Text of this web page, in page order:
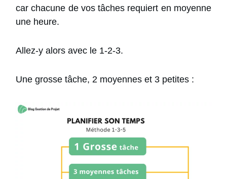
car chacune de vos tâches requiert en moyenne
une heure.
Allez-y alors avec le 1-2-3.
Une grosse tâche, 2 moyennes et 3 petites :